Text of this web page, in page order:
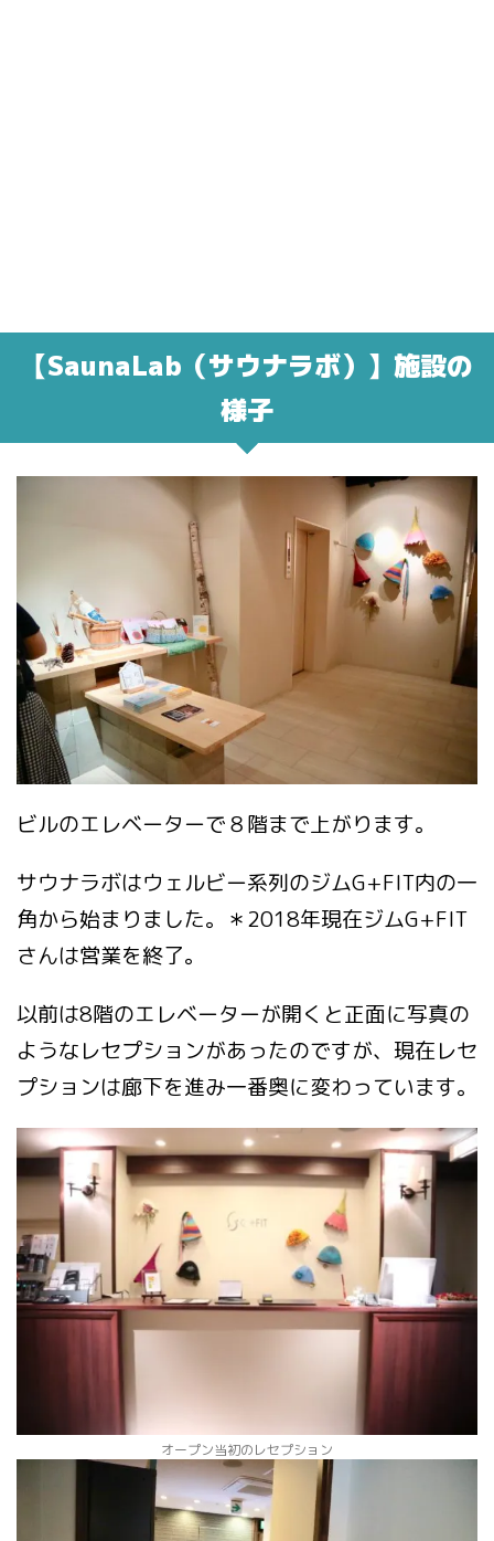
【SaunaLab（サウナラボ）】施設の
様子
ビルのエレベーターで８階まで上がります。
サウナラボはウェルビー系列のジムG+FIT内の一
角から始まりました。＊2018年現在ジムG+FIT
さんは営業を終了。
以前は8階のエレベーターが開くと正面に写真の
ようなレセプションがあったのですが、現在レセ
プションは廊下を進み一番奥に変わっています。
オープン当初のレセプション